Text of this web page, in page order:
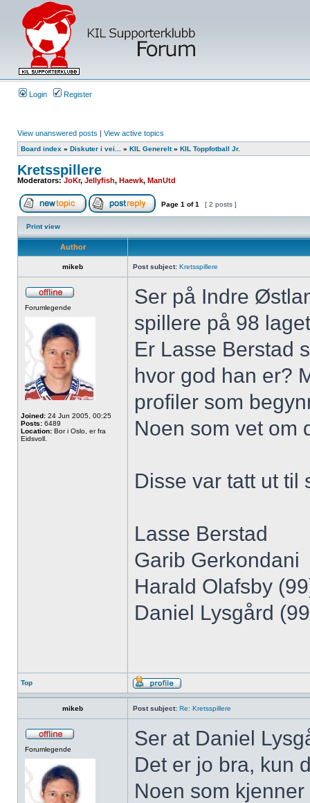
Login Register
View unanswered posts | View active topics
Board index » Diskuter i vei... » KIL Generelt» KIL Toppfotball Jr.
Kretsspillere
Moderators:JoKr, Jellyfish, Haewk, ManUtd
Page 1 of1 [ 2 posts ]
Print view
Author
mikeb Post subject: Kretsspillere
Forumlegende
Joined: 24 Jun 2005, 00:25
Posts: 6489
Location: Bor i Oslo, er fra
Eidsvoll.
Ser på Indre
spillere på 98
Er Lasse Berstad
hvor god han er?
profiler som
Noen som vet om
Disse var tatt ut til
Lasse Berstad
Garib Gerkondani
Harald Olafsby
Daniel Lysgård
Top
mikeb Post subject: Re: Kretsspillere
Forumlegende
Ser at Daniel
Det er jo bra, kun
Noen som